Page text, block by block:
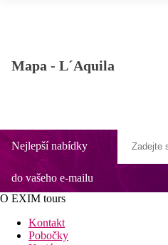
Mapa - L´Aquila
Nejlepší nabídky
do vašeho e-mailu
O EXIM tours
Kontakt
Pobočky